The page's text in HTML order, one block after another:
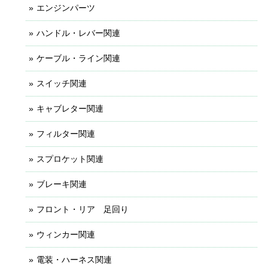
エンジンパーツ
ハンドル・レバー関連
ケーブル・ライン関連
スイッチ関連
キャブレター関連
フィルター関連
スプロケット関連
ブレーキ関連
フロント・リア 足回り
ウィンカー関連
電装・ハーネス関連